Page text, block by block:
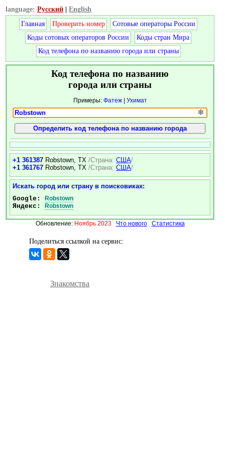
language: Русский
English
Главная
Проверить номер
Сотовые операторы России
Коды сотовых операторов России
Коды стран Мира
Код телефона по названию города или страны
Код телефона по названию
города или страны
Примеры: Фатеж| Ухимат
❄
+1 361387 Robstown, TX /Страна: США/
+1 361767 Robstown, TX /Страна: США/
Искать город или страну в поисковиках:
Google: Robstown
Яндекс: Robstown
Обновление: Ноябрь 2023 Что нового Статистика
Поделиться ссылкой на сервис:
Знакомства